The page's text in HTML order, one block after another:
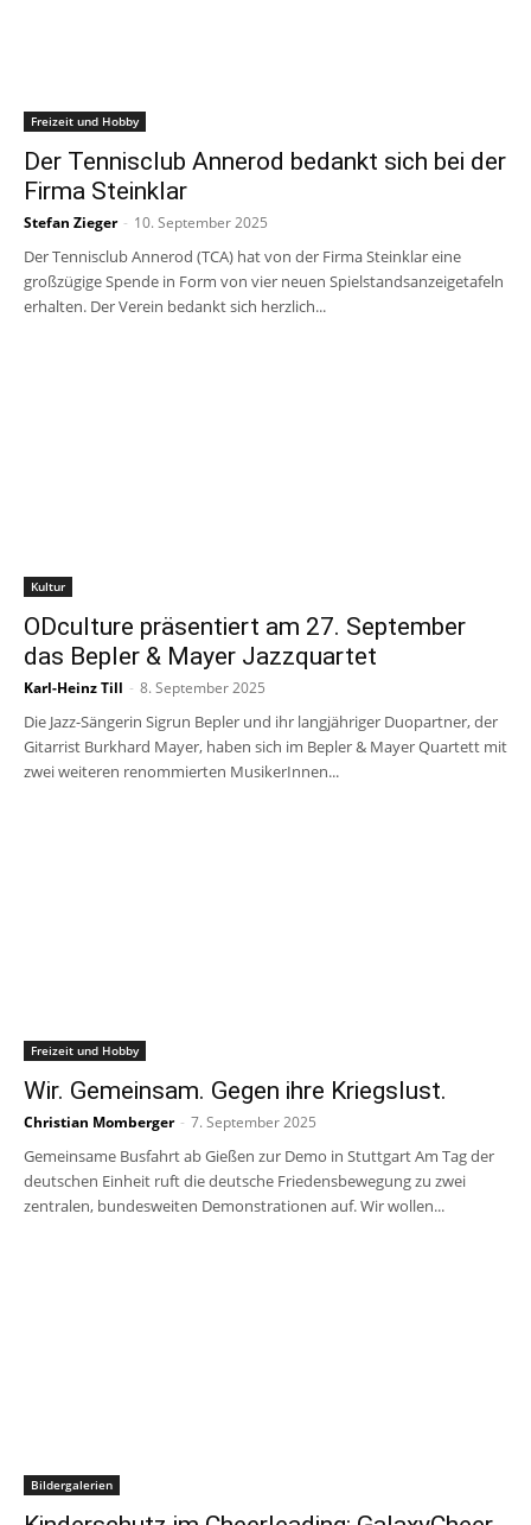
Freizeit und Hobby
Der Tennisclub Annerod bedankt sich bei der
Firma Steinklar
Stefan Zieger - 10. September 2025
Der Tennisclub Annerod (TCA) hat von der Firma Steinklar eine
großzügige Spende in Form von vier neuen Spielstandsanzeigetafeln
erhalten. Der Verein bedankt sich herzlich...
Kultur
ODculture präsentiert am 27. September
das Bepler & Mayer Jazzquartet
Karl-Heinz Till - 8. September 2025
Die Jazz-Sängerin Sigrun Bepler und ihr langjähriger Duopartner, der
Gitarrist Burkhard Mayer, haben sich im Bepler & Mayer Quartett mit
zwei weiteren renommierten MusikerInnen...
Freizeit und Hobby
Wir. Gemeinsam. Gegen ihre Kriegslust.
Christian Momberger - 7. September 2025
Gemeinsame Busfahrt ab Gießen zur Demo in Stuttgart Am Tag der
deutschen Einheit ruft die deutsche Friedensbewegung zu zwei
zentralen, bundesweiten Demonstrationen auf. Wir wollen...
Bildergalerien